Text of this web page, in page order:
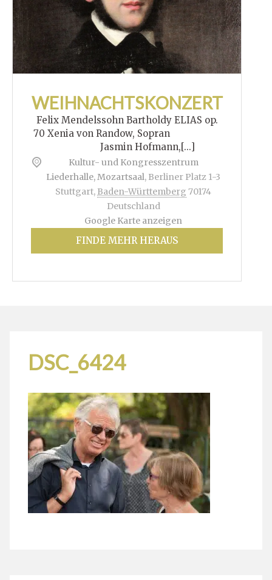
WEIHNACHTSKONZERT
Felix Mendelssohn Bartholdy ELIAS op.
70 Xenia von Randow, Sopran
Jasmin Hofmann,[...]
Kultur- und Kongresszentrum
Liederhalle, Mozartsaal, Berliner Platz 1-3
Stuttgart, Baden-Württemberg 70174
Deutschland
Google Karte anzeigen
FINDE MEHR HERAUS
DSC_6424